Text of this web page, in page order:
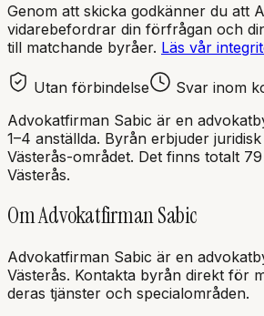
Genom att skicka godkänner du att
vidarebefordrar din förfrågan och
till matchande byråer. Läs vår
Utan förbindelse
Svar inom
Advokatfirman Sabic är en
1–4 anställda. Byrån erbjuder
Västerås-området. Det finns totalt
Västerås.
OmAdvokatfirman Sabic
Advokatfirman Sabic är en
Västerås. Kontakta byrån direkt för
deras tjänster och specialområden.